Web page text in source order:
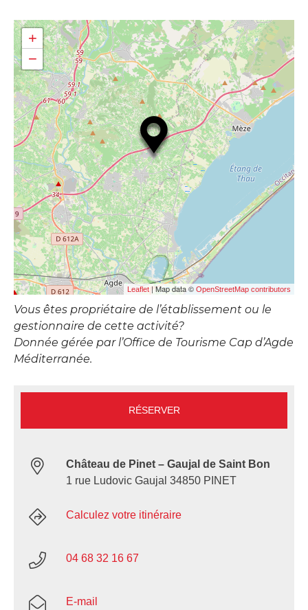
+
−
Leaflet| Map data © OpenStreetMap contributors
Vous êtes propriétaire de l’établissement ou le
gestionnaire de cette activité?
Donnée gérée par l’Office de Tourisme Cap d’Agde
Méditerranée.
RÉSERVER
Château de Pinet – Gaujal de Saint Bon
1 rue Ludovic Gaujal 34850 PINET
Calculez votre itinéraire
04 68 32 16 67
E-mail